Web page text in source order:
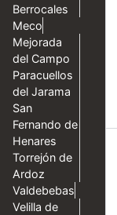
Berrocales
Meco
Mejorada
del Campo
Paracuellos
del Jarama
San
Fernando de
Henares
Torrejón de
Ardoz
Valdebebas
Velilla de